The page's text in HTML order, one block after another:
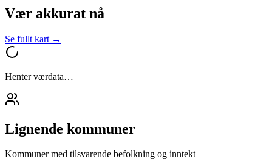
Vær akkurat nå
Se fullt kart →
Henter værdata…
Lignende kommuner
Kommuner med tilsvarende befolkning og inntekt